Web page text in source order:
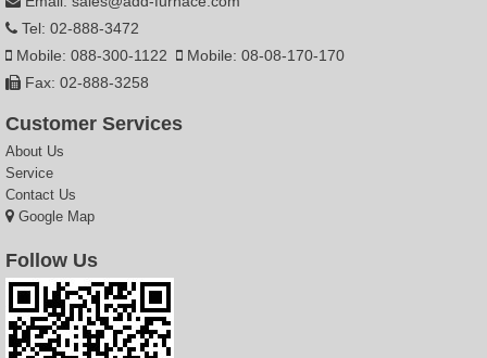
Tel: 02-888-3472
Mobile: 088-300-1122
Mobile: 08-08-170-170
Fax: 02-888-3258
Customer Services
About Us
Service
Contact Us
Google Map
Follow Us